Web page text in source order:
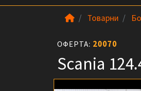
Товарни
ОФЕРТА: 20070
Scania